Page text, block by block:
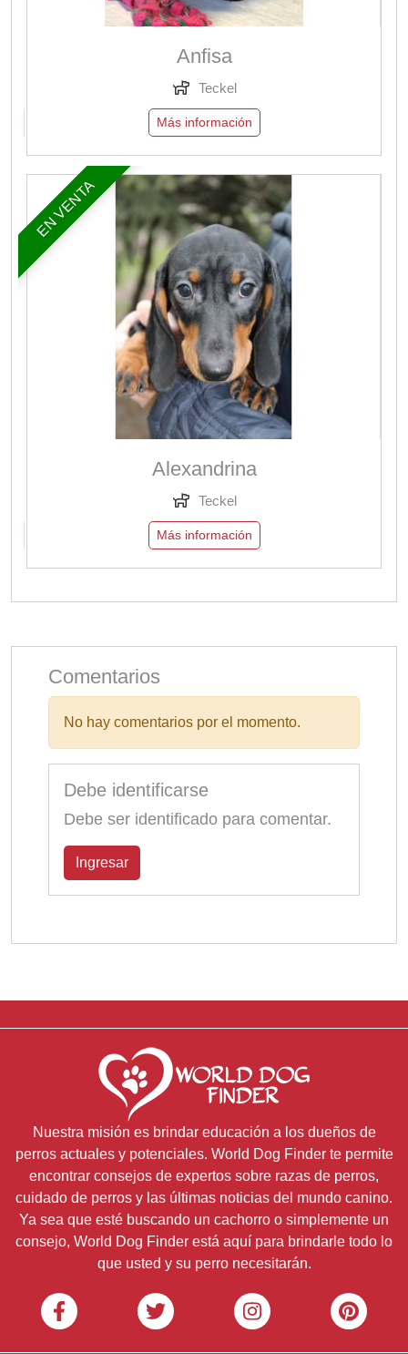
Anfisa
Teckel
Más información
EN VENTA
Alexandrina
Teckel
Más información
Comentarios
No hay comentarios por el momento.
Debe identificarse
Debe ser identificado para comentar.
Ingresar
Nuestra misión es brindar educación a los dueños de
perros actuales y potenciales. World Dog Finder te permite
encontrar consejos de expertos sobre razas de perros,
cuidado de perros y las últimas noticias del mundo canino.
Ya sea que esté buscando un cachorro o simplemente un
consejo, World Dog Finder está aquí para brindarle todo lo
que usted y su perro necesitarán.